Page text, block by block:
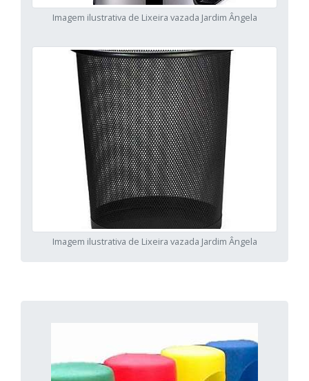
Imagem ilustrativa de Lixeira vazada Jardim Ângela
Imagem ilustrativa de Lixeira vazada Jardim Ângela